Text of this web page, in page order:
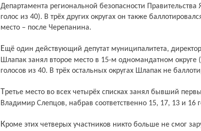
Департамента региональной безопасности
голос из 40). В трёх других округах он также
место – после Черепанина.
Ещё один действующий депутат муниципалитета, директор ООО «Дикон» Константин
Шлапак занял второе место в 15-м одномандатном округе
голосов из 40. В трёх остальных округах Шлапак не
Третье место во всех четырёх списках занял бывший первый заместитель мэра
Владимир Слепцов, набрав соответственно 15, 17, 13 и 16
Кроме этих четверых участников никто больше не смог заручиться поддержкой более